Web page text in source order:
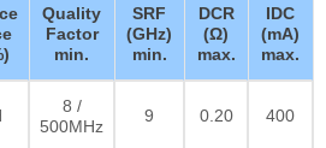
Quality
Factor
min.
SRF
(GHz)
min.
DCR
(Ω)
max.
IDC
(mA)
max.
8 /
500MHz
9 0.20 400